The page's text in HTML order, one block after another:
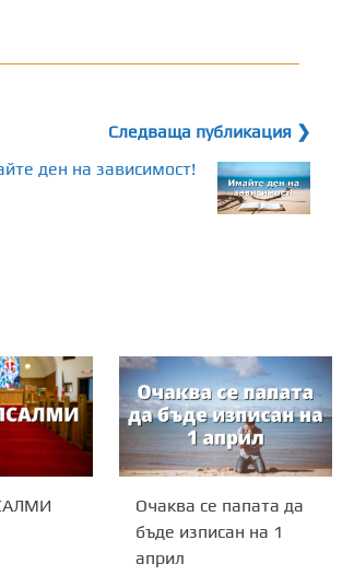
Следваща публикация ❯
ден на зависимост!
Очаква се папата да
бъде изписан на 1
април